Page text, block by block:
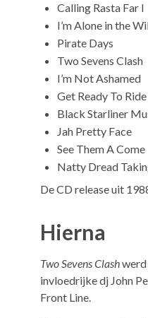
Calling Rasta Far I
I’m Alone in the
Pirate Days
Two Sevens Clash
I’m Not Ashamed
Get Ready To
Black Starliner
Jah Pretty Face
See Them A Come
Natty Dread
De CD release uit
Hierna
Two Sevens Clashwerd
invloedrijke dj John
Front Line.